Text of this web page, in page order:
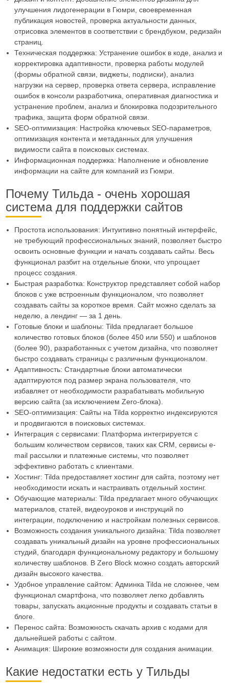
улучшения лидогенерации в Гюмри, своевременная
публикация новостей, проверка актуальности данных,
отрисовка элементов в соответствии с брендбуком, редизайн
страниц.
Техническая поддержка: Устранение ошибок в коде, анализ и
корректировка адаптивности, проверка работы модулей
(формы обратной связи, виджеты, подписки), анализ
нагрузки на сервер, проверка ответа сервера, исправление
ошибок в консоли разработчика, оперативная диагностика и
устранение проблем, анализ и блокировка подозрительного
трафика, защита форм обратной связи.
SEO-оптимизация: Настройка ключевых SEO-параметров,
оптимизация контента и метаданных для улучшения
видимости сайта в поисковых системах.
Информационная поддержка: Наполнение и обновление
информации на сайте для компаний из Гюмри.
Почему Тильда - очень хорошая
система для поддержки сайтов
Простота использования: Интуитивно понятный интерфейс,
не требующий профессиональных знаний, позволяет быстро
освоить основные функции и начать создавать сайты. Весь
функционал разбит на отдельные блоки, что упрощает
процесс создания.
Быстрая разработка: Конструктор представляет собой набор
блоков с уже встроенным функционалом, что позволяет
создавать сайты за короткое время. Сайт можно сделать за
неделю, а лендинг — за 1 день.
Готовые блоки и шаблоны: Tilda предлагает большое
количество готовых блоков (более 450 или 550) и шаблонов
(более 90), разработанных с учетом дизайна, что позволяет
быстро создавать страницы с различным функционалом.
Адаптивность: Стандартные блоки автоматически
адаптируются под размер экрана пользователя, что
избавляет от необходимости разрабатывать мобильную
версию сайта (за исключением Zero-блока).
SEO-оптимизация: Сайты на Tilda корректно индексируются
и продвигаются в поисковых системах.
Интеграция с сервисами: Платформа интегрируется с
большим количеством сервисов, таких как CRM, сервисы e-
mail рассылки и платежные системы, что позволяет
эффективно работать с клиентами.
Хостинг: Tilda предоставляет хостинг для сайта, поэтому нет
необходимости искать и настраивать отдельный хостинг.
Обучающие материалы: Tilda предлагает много обучающих
материалов, статей, видеоуроков и инструкций по
интеграции, подключению и настройкам полезных сервисов.
Возможность создания уникального дизайна: Tilda позволяет
создавать уникальный дизайн на уровне профессиональных
студий, благодаря функциональному редактору и большому
количеству шаблонов. В Zero Block можно создать авторский
дизайн высокого качества.
Удобное управление сайтом: Админка Tilda не сложнее, чем
функционал смартфона, что позволяет легко добавлять
товары, запускать акционные продукты и создавать статьи в
блоге.
Перенос сайта: Возможность скачать архив с кодами для
дальнейшей работы с сайтом.
Анимация: Широкие возможности для создания анимации.
Какие недостатки есть у Тильды